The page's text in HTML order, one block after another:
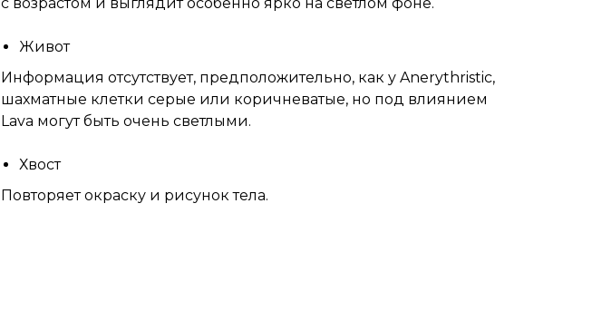
с возрастом и выглядит особенно ярко на светлом фоне.
Живот
Информация отсутствует, предположительно, как у Anerythristic,
шахматные клетки серые или коричневатые, но под влиянием
Lava могут быть очень светлыми.
Хвост
Повторяет окраску и рисунок тела.